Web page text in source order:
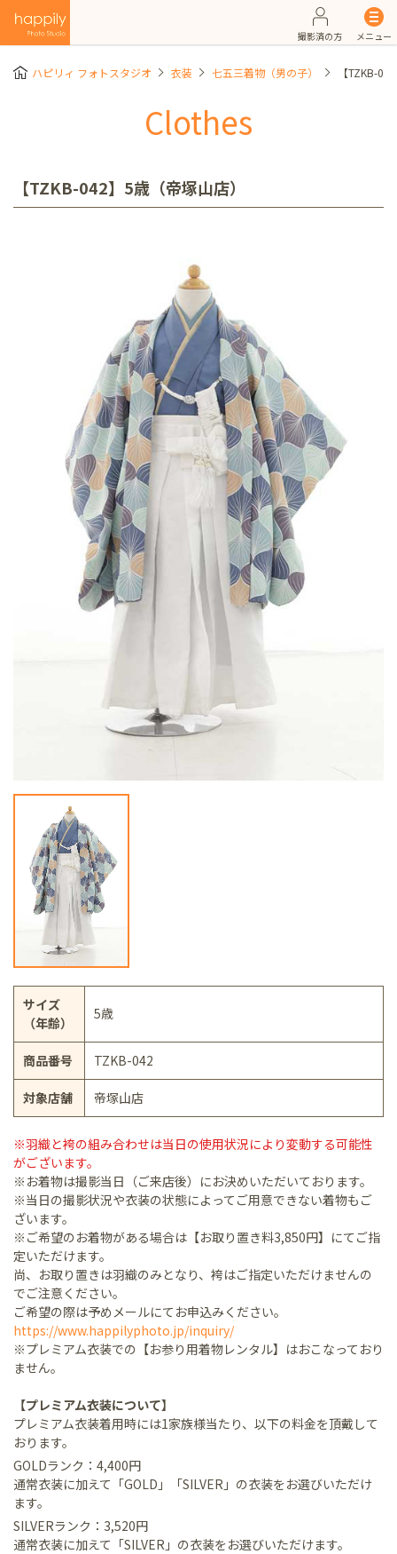
撮影済の方 メニュー
ハピリィ フォトスタジオ 衣装 七五三着物（男の子） 【TZKB-
Clothes
【TZKB-042】5歳（帝塚山店）
サイズ
（年齢）
5歳
商品番号 TZKB-042
対象店舗 帝塚山店
※羽織と袴の組み合わせは当日の使用状況により変動する可能性
がございます。
※お着物は撮影当日（ご来店後）にお決めいただいております。
※当日の撮影状況や衣装の状態によってご用意できない着物もご
ざいます。
※ご希望のお着物がある場合は【お取り置き料3,850円】にてご指
定いただけます。
尚、お取り置きは羽織のみとなり、袴はご指定いただけませんの
でご注意ください。
ご希望の際は予めメールにてお申込みください。
https://www.happilyphoto.jp/inquiry/
※プレミアム衣装での【お参り用着物レンタル】はおこなっており
ません。
【プレミアム衣装について】
プレミアム衣装着用時には1家族様当たり、以下の料金を頂戴して
おります。
GOLDランク：4,400円
通常衣装に加えて「GOLD」「SILVER」の衣装をお選びいただけ
ます。
SILVERランク：3,520円
通常衣装に加えて「SILVER」の衣装をお選びいただけます。